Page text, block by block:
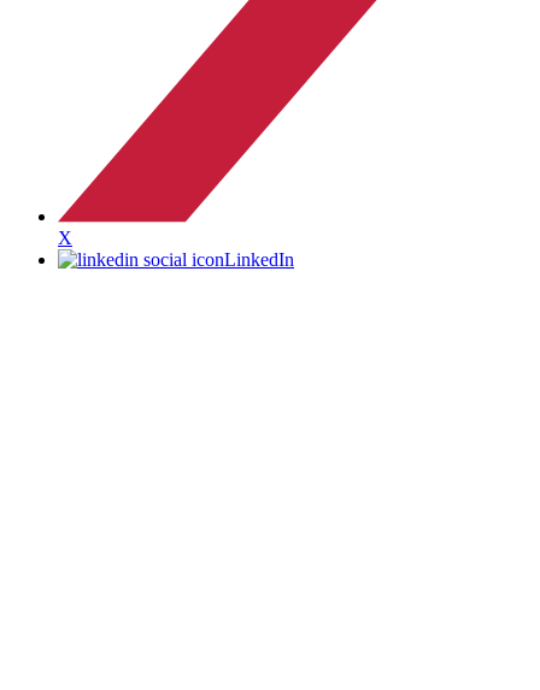
X
LinkedIn